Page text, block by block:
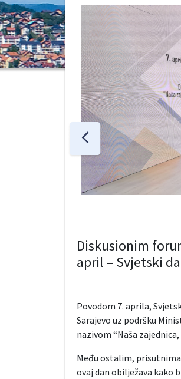
Diskusionim
april – Svjetski
Povodom 7. aprila,
Sarajevo uz podršku
nazivom “Naša zajednica,
Među ostalim, prisutnima
ovaj dan obilježava kako